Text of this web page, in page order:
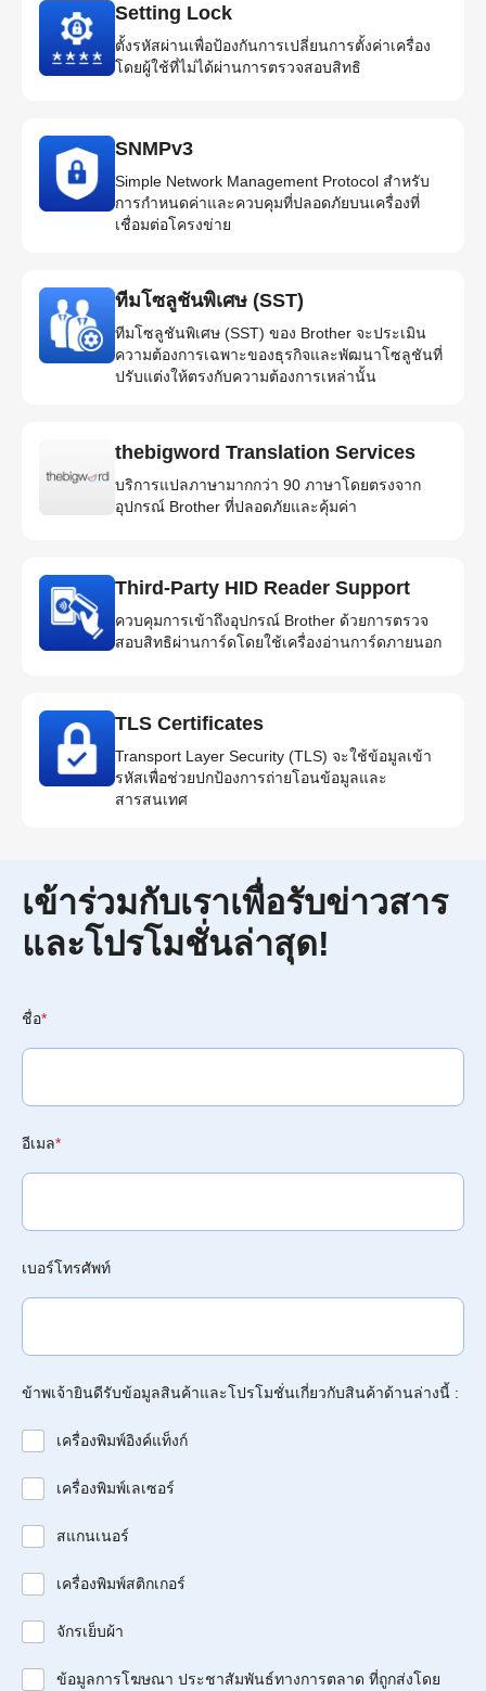
Setting Lock
ตั้งรหัสผ่านเพื่อป้องกันการเปลี่ยนการตั้งค่าเครื่อง
โดยผู้ใช้ที่ไม่ได้ผ่านการตรวจสอบสิทธิ
SNMPv3
Simple Network Management Protocol สำหรับ
การกำหนดค่าและควบคุมที่ปลอดภัยบนเครื่องที่
เชื่อมต่อโครงข่าย
ทีมโซลูชันพิเศษ (SST)
ทีมโซลูชันพิเศษ (SST) ของ Brother จะประเมิน
ความต้องการเฉพาะของธุรกิจและพัฒนาโซลูชันที่
ปรับแต่งให้ตรงกับความต้องการเหล่านั้น
thebigword Translation Services
บริการแปลภาษามากกว่า 90 ภาษาโดยตรงจาก
อุปกรณ์ Brother ที่ปลอดภัยและคุ้มค่า
Third-Party HID Reader Support
ควบคุมการเข้าถึงอุปกรณ์ Brother ด้วยการตรวจ
สอบสิทธิผ่านการ์ดโดยใช้เครื่องอ่านการ์ดภายนอก
TLS Certificates
Transport Layer Security (TLS) จะใช้ข้อมูลเข้า
รหัสเพื่อช่วยปกป้องการถ่ายโอนข้อมูลและ
สารสนเทศ
เข้าร่วมกับเราเพื่อรับข่าวสาร
และโปรโมชั่นล่าสุด!
ชื่อ*
อีเมล*
เบอร์โทรศัพท์
ข้าพเจ้ายินดีรับข้อมูลสินค้าและโปรโมชั่นเกี่ยวกับสินค้าด้านล่างนี้ :
เครื่องพิมพ์อิงค์แท็งก์
เครื่องพิมพ์เลเซอร์
สแกนเนอร์
เครื่องพิมพ์สติกเกอร์
จักรเย็บผ้า
ข้อมูลการโฆษณา ประชาสัมพันธ์ทางการตลาด ที่ถูกส่งโดย